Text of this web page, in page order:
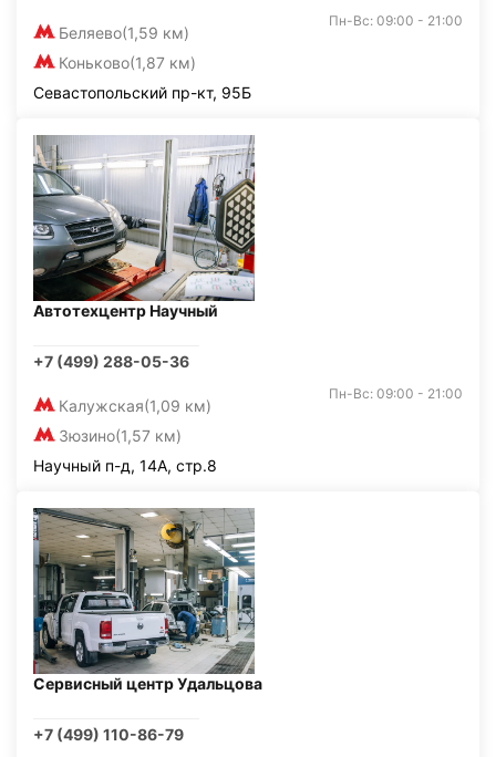
Беляево(1,59 км)
Коньково(1,87 км)
Пн-Вс: 09:00 - 21:00
Севастопольский пр-кт, 95Б
Автотехцентр Научный
+7 (499) 288-05-36
Калужская(1,09 км)
Зюзино(1,57 км)
Пн-Вс: 09:00 - 21:00
Научный п-д, 14А, стр.8
Сервисный центр Удальцова
+7 (499) 110-86-79